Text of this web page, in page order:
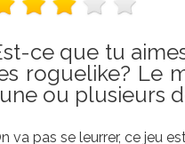
ce que tu
roguelike? Le
ou plusieurs
va pas se leurrer, ce jeu